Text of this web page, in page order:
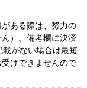
ある際は、努力の
）。備考欄に決済
がない場合は最短
けできませんので